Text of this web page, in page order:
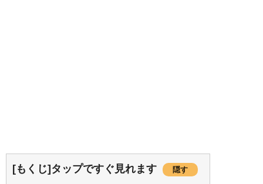
[もくじ]タップですぐ見れます 隠す